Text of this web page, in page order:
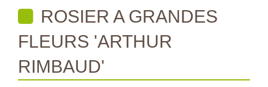
ROSIER A GRANDES
FLEURS 'ARTHUR
RIMBAUD'